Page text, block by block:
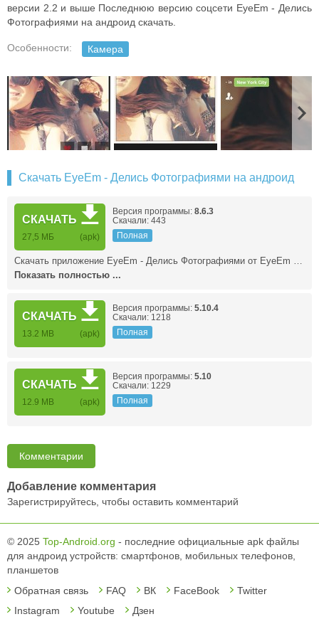
версии 2.2 и выше Последнюю версию соцсети EyeEm - Делись
Фотографиями на андроид скачать.
Особенности: Камера
Скачать EyeEm - Делись Фотографиями на андроид
СКАЧАТЬ
27,5 МБ (apk)
Версия программы: 8.6.3
Скачали: 443
Полная
Скачать приложение EyeEm - Делись Фотографиями от EyeEm …
Показать полностью ...
СКАЧАТЬ
13.2 MB (apk)
Версия программы: 5.10.4
Скачали: 1218
Полная
СКАЧАТЬ
12.9 MB (apk)
Версия программы: 5.10
Скачали: 1229
Полная
Комментарии
Добавление комментария
Зарегистрируйтесь, чтобы оставить комментарий
© 2025 Top-Android.org - последние официальные apk файлы
для андроид устройств: смартфонов, мобильных телефонов,
планшетов
Обратная связь
FAQ ВК FaceBook
Twitter
Instagram
Youtube Дзен